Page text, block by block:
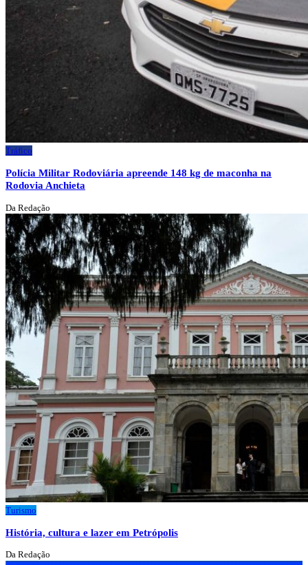
Tráfico
Polícia Militar Rodoviária apreende 148 kg de maconha na
Rodovia Anchieta
Da Redação
Turismo
História, cultura e lazer em Petrópolis
Da Redação